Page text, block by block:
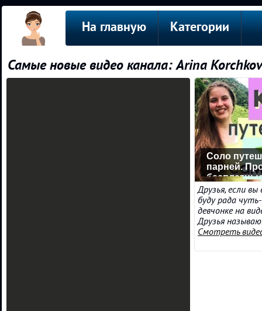
На главную Категории
Самые новые видео канала: Arina
Соло
парней.
Друзья, если
буду рада
девчонке на
Друзья
Смотреть